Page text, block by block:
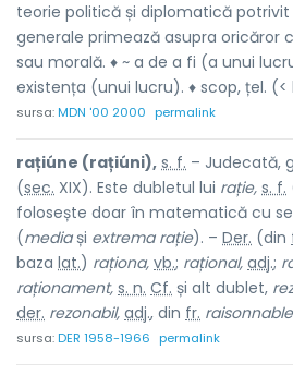
teorie politică și diplomatică
generale primează asupra oricăror
sau morală. ♦ ~ a de a fi (a unui
existența (unui lucru). ♦ scop, țel. (<
sursa:MDN '00 2000 permalink
rațiúne (rațiúni), s. f. – Judecată,
(sec. XIX). Este dubletul lui rație, s. f.
folosește doar în matematică cu
(mediași extrema rație). – Der. (din
baza lat.) raționa, vb.; rațional, adj.;
raționament, s. n. Cf. și alt dublet,
der. rezonabil, adj., din fr.
sursa:DER 1958-1966 permalink